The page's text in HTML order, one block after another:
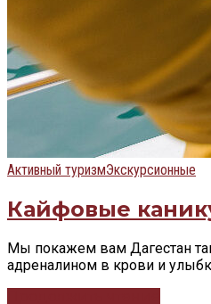
Активный туризмЭкскурсионные
Кайфовые
Мы покажем вам Дагестан
адреналином в крови и